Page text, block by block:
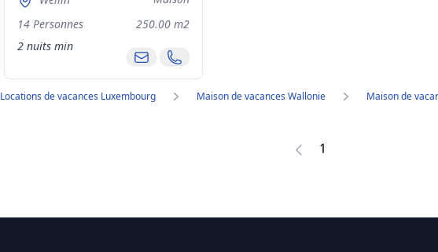
14 Personnes
250.00 m2
2 nuits min
Locations de vacances Luxembourg Maison de vacances Wallonie Maison de
1